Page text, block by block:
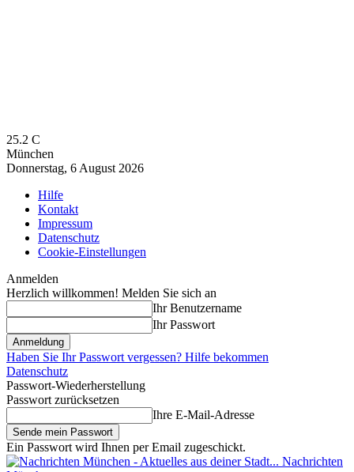
25.2 C
München
Donnerstag, 6 August 2026
Hilfe
Kontakt
Impressum
Datenschutz
Cookie-Einstellungen
Anmelden
Herzlich willkommen! Melden Sie sich an
Ihr Benutzername
Ihr Passwort
Haben Sie Ihr Passwort vergessen? Hilfe bekommen
Datenschutz
Passwort-Wiederherstellung
Passwort zurücksetzen
Ihre E-Mail-Adresse
Ein Passwort wird Ihnen per Email zugeschickt.
Nachrichten